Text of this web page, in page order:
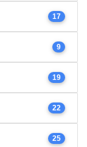
17
9
19
22
25